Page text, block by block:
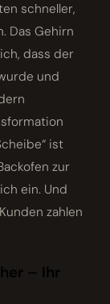
schneller,
Das Gehirn
dass der
und
ist
zur
ein. Und
zahlen
– Ihr